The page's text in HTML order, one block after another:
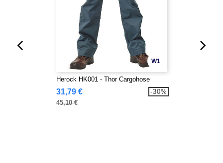
W1
Herock HK001 - Thor Cargohose
31,79 €
45,10 €
-30%